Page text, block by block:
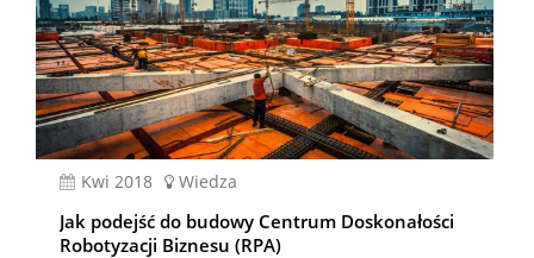
kwi 2018 Wiedza
Jak podejść do budowy Centrum Doskonałości
Robotyzacji Biznesu (RPA)